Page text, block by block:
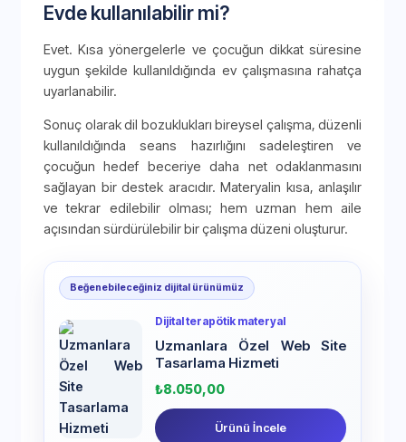
Evde kullanılabilir mi?
Evet. Kısa yönergelerle ve çocuğun dikkat süresine
uygun şekilde kullanıldığında ev çalışmasına rahatça
uyarlanabilir.
Sonuç olarak dil bozuklukları bireysel çalışma, düzenli
kullanıldığında seans hazırlığını sadeleştiren ve
çocuğun hedef beceriye daha net odaklanmasını
sağlayan bir destek aracıdır. Materyalin kısa, anlaşılır
ve tekrar edilebilir olması; hem uzman hem aile
açısından sürdürülebilir bir çalışma düzeni oluşturur.
Beğenebileceğiniz dijital ürünümüz
Dijital terapötik materyal
Uzmanlara Özel Web Site
Tasarlama Hizmeti
₺8.050,00
Ürünü İncele